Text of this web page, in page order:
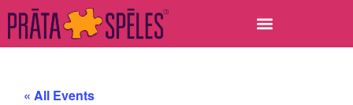
« All Events